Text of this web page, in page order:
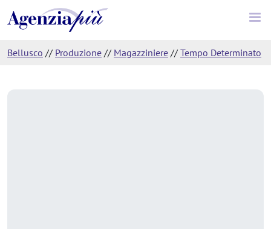
Bellusco // Produzione // Magazziniere // Tempo Determinato